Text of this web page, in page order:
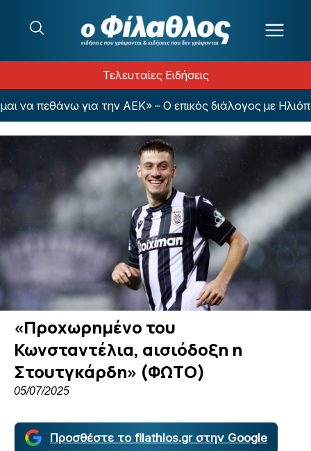
Τελευταίες Ειδήσεις
πεθάνω για την ΑΕΚ» – Ο επικός διάλογος με
«Προχωρημένο του
Κωνσταντέλια, αισιόδοξη η
Στουτγκάρδη» (ΦΩΤΟ)
05/07/2025
Προσθέστε το filathlos.gr στην Google